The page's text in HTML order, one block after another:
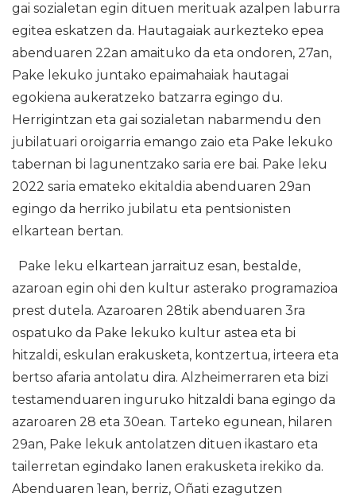
gai sozialetan egin dituen merituak azalpen laburra
egitea eskatzen da. Hautagaiak aurkezteko epea
abenduaren 22an amaituko da eta ondoren, 27an,
Pake lekuko juntako epaimahaiak hautagai
egokiena aukeratzeko batzarra egingo du.
Herrigintzan eta gai sozialetan nabarmendu den
jubilatuari oroigarria emango zaio eta Pake lekuko
tabernan bi lagunentzako saria ere bai. Pake leku
2022 saria emateko ekitaldia abenduaren 29an
egingo da herriko jubilatu eta pentsionisten
elkartean bertan.
Pake leku elkartean jarraituz esan, bestalde,
azaroan egin ohi den kultur asterako programazioa
prest dutela. Azaroaren 28tik abenduaren 3ra
ospatuko da Pake lekuko kultur astea eta bi
hitzaldi, eskulan erakusketa, kontzertua, irteera eta
bertso afaria antolatu dira. Alzheimerraren eta bizi
testamenduaren inguruko hitzaldi bana egingo da
azaroaren 28 eta 30ean. Tarteko egunean, hilaren
29an, Pake lekuk antolatzen dituen ikastaro eta
tailerretan egindako lanen erakusketa irekiko da.
Abenduaren 1ean, berriz, Oñati ezagutzen